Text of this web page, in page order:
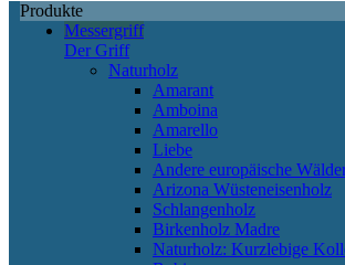
Produkte
Messergriff
Der Griff
Naturholz
Amarant
Amboina
Amarello
Liebe
Andere europäische
Arizona Wüsteneisenholz
Schlangenholz
Birkenholz Madre
Naturholz: Kurzlebige